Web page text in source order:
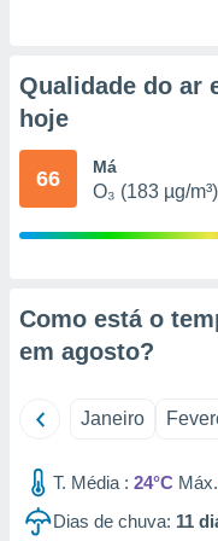
ou opor-
qualquer
em “
na
num
para
Qualidade do ar
hoje
66 Má
O₃ (183 µg/m³)
Como está o
em agosto?
Janeiro
T. Média : 24°C
Dias de chuva: 11